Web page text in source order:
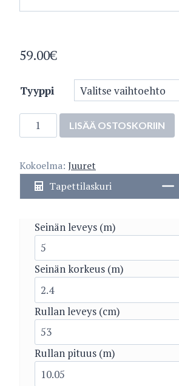
59.00€
Tyyppi
Unelma
5452-
määrä
LISÄÄ OSTOSKORIIN
Kokoelma: Juuret
Tapettilaskuri
Seinän leveys (m)
Seinän korkeus (m)
Rullan leveys (cm)
Rullan pituus (m)